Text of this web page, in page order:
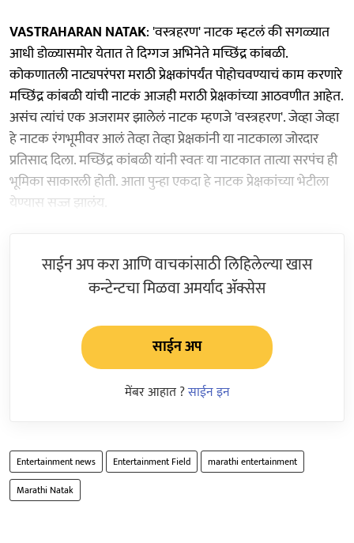
VASTRAHARAN NATAK: 'वस्त्रहरण' नाटक म्हटलं की सगळ्यात
आधी डोळ्यासमोर येतात ते दिग्गज अभिनेते मच्छिंद्रकांबळी.
कोकणातली नाट्यपरंपरा मराठी प्रेक्षकांपर्यंत पोहोचवण्याचं काम करणारे
मच्छिंद्र कांबळी यांची नाटकं आजही मराठी प्रेक्षकांच्या आठवणीत आहेत.
असंच त्यांचं एक अजरामर झालेलं नाटक म्हणजे 'वस्त्रहरण'. जेव्हा जेव्हा
हे नाटक रंगभूमीवर आलं तेव्हा तेव्हा प्रेक्षकांनी या नाटकाला जोरदार
प्रतिसाद दिला. मच्छिंद्र कांबळी यांनी स्वतः या नाटकात तात्या सरपंच ही
भूमिका साकारली होती. आता पुन्हा एकदा हे नाटक प्रेक्षकांच्या भेटीला
येण्यास सज्ज झालंय.
साईन अप करा आणि वाचकांसाठी लिहिलेल्या खास
कन्टेन्टचा मिळवा अमर्याद ॲक्सेस
साईन अप
मेंबर आहात ?साईन इन
Entertainment news Entertainment Field
marathi entertainment
Marathi Natak